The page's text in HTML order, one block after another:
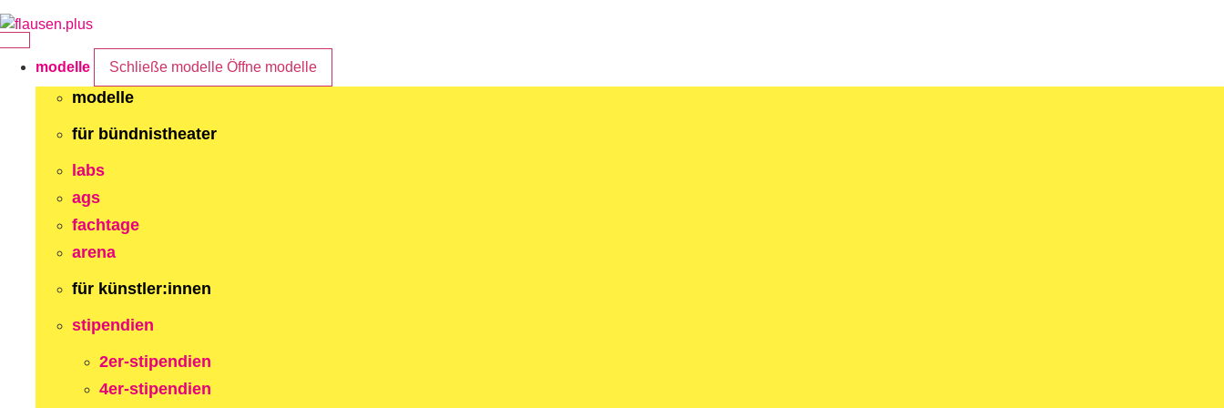
Zum
Inhalt
springenmodelle Schließe modelle Öffne modelle
modelle
für bündnistheater
labs
ags
fachtage
arena
für künstler:innen
stipendien
2er-stipendien
4er-stipendien